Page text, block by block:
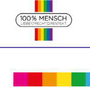
content